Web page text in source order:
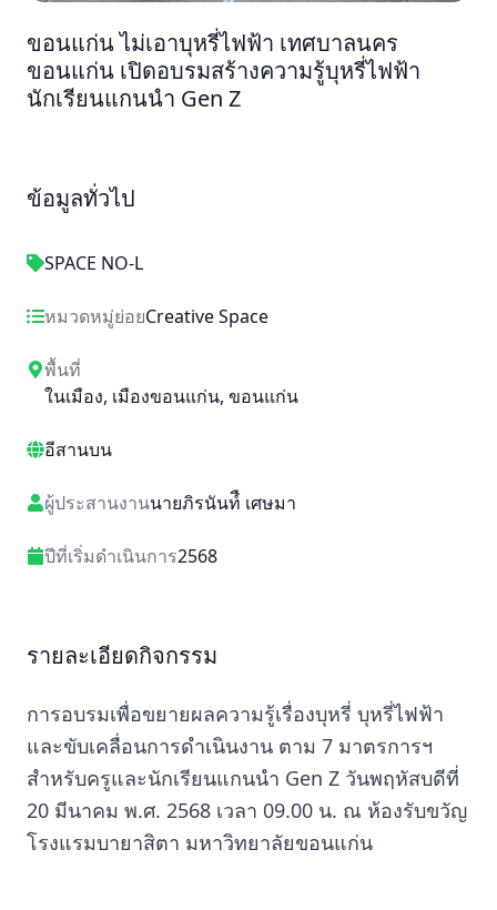
ขอนแก่น ไม่เอาบุหรี่ไฟฟ้า เทศบาลนคร
ขอนแก่น เปิดอบรมสร้างความรู้บุหรี่ไฟฟ้า
นักเรียนแกนนำ Gen Z
ข้อมูลทั่วไป
SPACE NO-L
หมวดหมู่ย่อยCreative Space
พื้นที่
ในเมือง, เมืองขอนแก่น, ขอนแก่น
อีสานบน
ผู้ประสานงานนายภิรนันท์ื เศษมา
ปีที่เริ่มดำเนินการ2568
รายละเอียดกิจกรรม
การอบรมเพื่อขยายผลความรู้เรื่องบุหรี่ บุหรี่ไฟฟ้า
และขับเคลื่อนการดำเนินงาน ตาม 7 มาตรการฯ
สำหรับครูและนักเรียนแกนนำ Gen Z วันพฤหัสบดีที่
20 มีนาคม พ.ศ. 2568 เวลา 09.00 น. ณ ห้องรับขวัญ
โรงแรมบายาสิตา มหาวิทยาลัยขอนแก่น